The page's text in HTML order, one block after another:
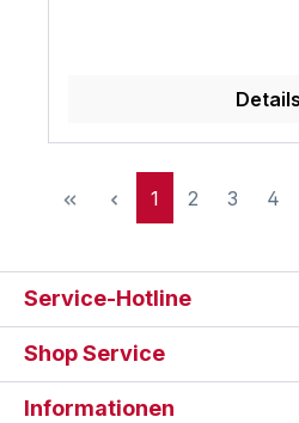
Details
Seite
1 Seite
2 Seite
3 4
Service-Hotline
Shop Service
Informationen